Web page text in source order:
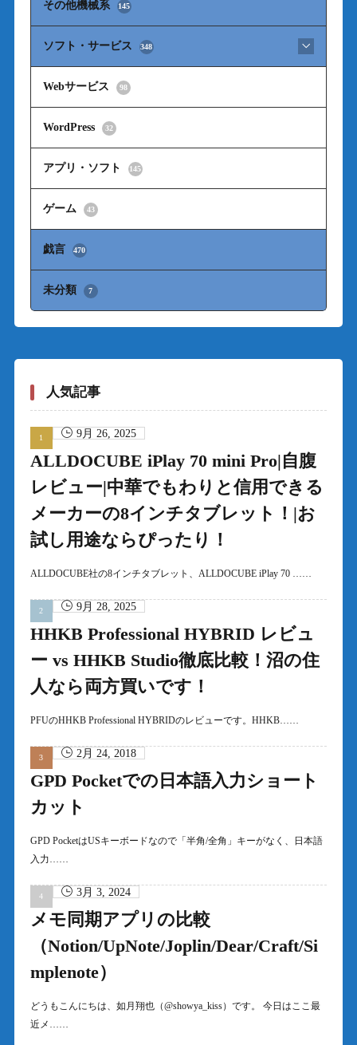
その他機械系 145
ソフト・サービス 348
Webサービス 98
WordPress 32
アプリ・ソフト 145
ゲーム 43
戯言 470
未分類 7
人気記事
9月 26, 2025
ALLDOCUBE iPlay 70 mini Pro|自腹
レビュー|中華でもわりと信用できる
メーカーの8インチタブレット！|お
試し用途ならぴったり！
ALLDOCUBE社の8インチタブレット、ALLDOCUBE iPlay 70 ……
9月 28, 2025
HHKB Professional HYBRID レビュ
ー vs HHKB Studio徹底比較！沼の住
人なら両方買いです！
PFUのHHKB Professional HYBRIDのレビューです。HHKB……
2月 24, 2018
GPD Pocketでの日本語入力ショート
カット
GPD PocketはUSキーボードなので「半角/全角」キーがなく、日本語
入力……
3月 3, 2024
メモ同期アプリの比較
（Notion/UpNote/Joplin/Dear/Craft/Si
mplenote）
どうもこんにちは、如月翔也（@showya_kiss）です。 今日はここ最
近メ……